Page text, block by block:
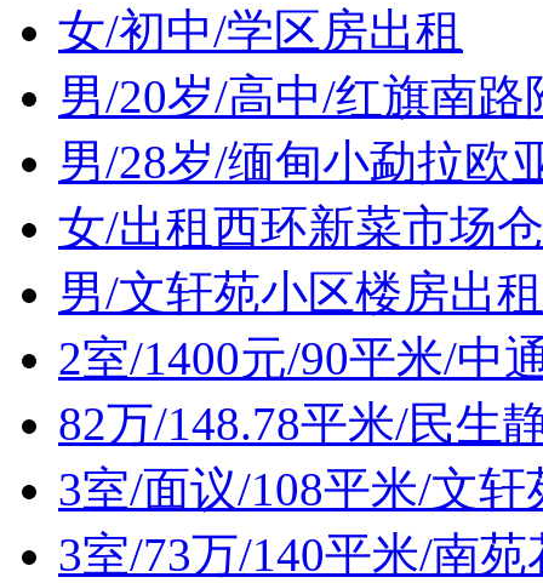
女/初中/学区房出租
男/20岁/高中/红旗南
男/28岁/缅甸小勐拉欧
女/出租西环新菜市场
男/文轩苑小区楼房出租
2室/1400元/90平米/中
82万/148.78平米/民生
3室/面议/108平米/文
3室/73万/140平米/南